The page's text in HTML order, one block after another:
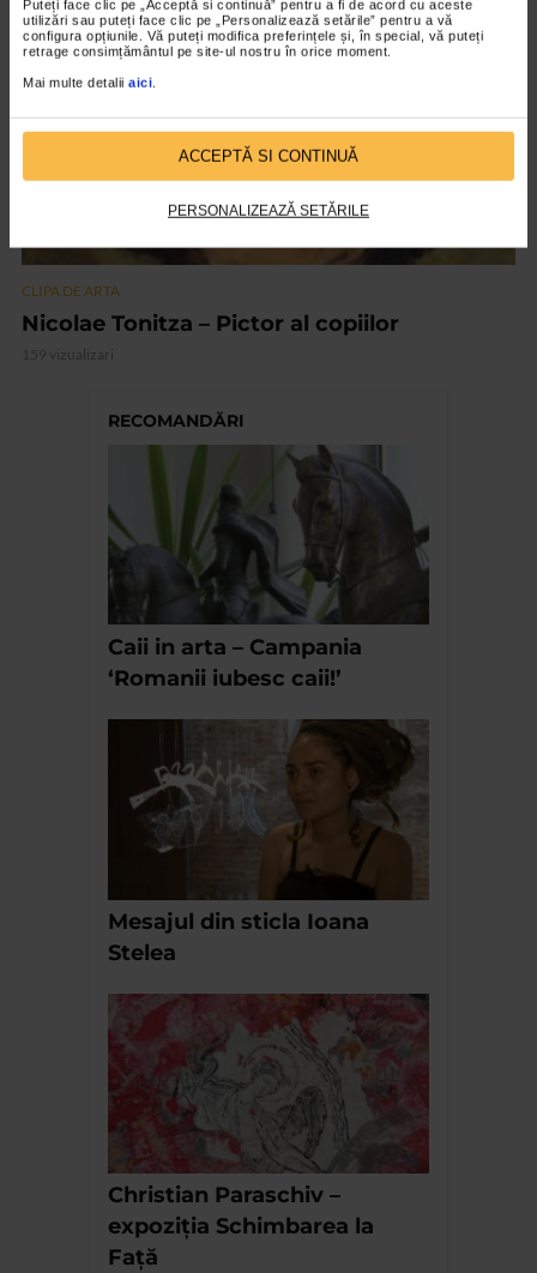
Puteți face clic pe „Acceptă si continuă” pentru a fi de acord cu aceste
utilizări sau puteți face clic pe „Personalizează setările” pentru a vă
configura opțiunile. Vă puteți modifica preferințele și, în special, vă puteți
retrage consimțământul pe site-ul nostru în orice moment.
Mai multe detalii aici
ACCEPTĂ SI CONTINUĂ
PERSONALIZEAZĂ SETĂRILE
VIDEO
CLIPA DE ARTA
Nicolae Tonitza – Pictor al copiilor
159 vizualizari
RECOMANDĂRI
Caii in arta – Campania
‘Romanii iubesc caii!’
Mesajul din sticla Ioana
Stelea
Christian Paraschiv –
expoziția Schimbarea la
Față